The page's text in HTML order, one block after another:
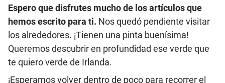
Espero que disfrutes mucho de los artículos que
hemos escrito para ti. Nos quedó pendiente visitar
los alrededores. ¡Tienen una pinta buenísima!
Queremos descubrir en profundidad ese verde que
te quiero verde de Irlanda.
¡Esperamos volver dentro de poco para recorrer el